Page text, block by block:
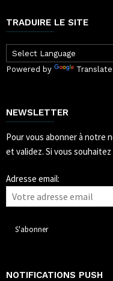
TRADUIRE LE SITE
Powered by Translate
NEWSLETTER
Pour vous abonner à notre
et validez. Si vous
Adresse email:
NOTIFICATIONS PUSH